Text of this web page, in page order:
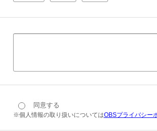
同意する
※個人情報の取り扱いについてはOBSプライバシー